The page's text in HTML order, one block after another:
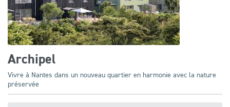
Archipel
Vivre à Nantes dans un nouveau quartier en harmonie avec la nature
préservée